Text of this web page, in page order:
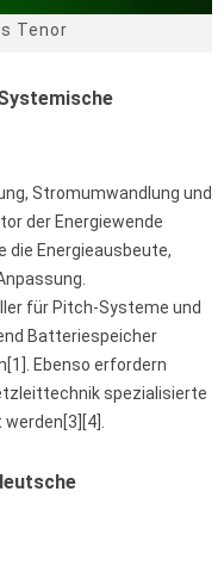
Tenor
Stromumwandlung und
der Energiewende
die Energieausbeute,
für Pitch-Systeme und
Batteriespeicher
Ebenso erfordern
spezialisierte